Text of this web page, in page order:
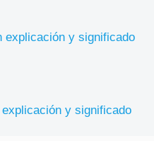
explicación y significado
y significado